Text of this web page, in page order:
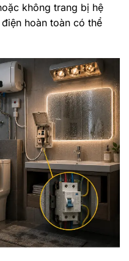
không trang bị hệ
hoàn toàn có thể